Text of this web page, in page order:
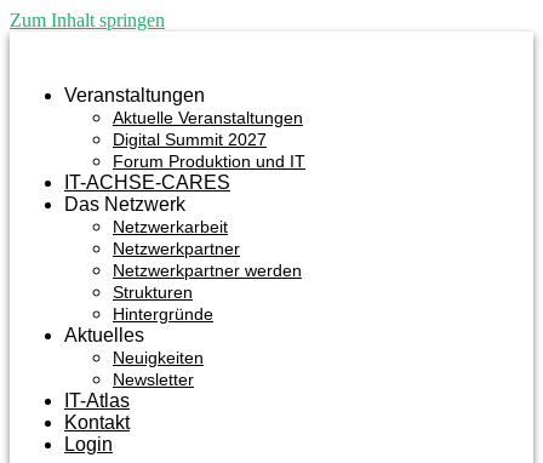
Zum Inhalt springen
Veranstaltungen
Aktuelle Veranstaltungen
Digital Summit 2027
Forum Produktion und IT
IT-ACHSE-CARES
Das Netzwerk
Netzwerkarbeit
Netzwerkpartner
Netzwerkpartner werden
Strukturen
Hintergründe
Aktuelles
Neuigkeiten
Newsletter
IT-Atlas
Kontakt
Login